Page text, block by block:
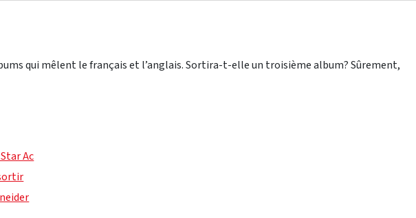
qui mêlent le français et l’anglais. Sortira-t-elle un troisième album? Sûrement,
Ac